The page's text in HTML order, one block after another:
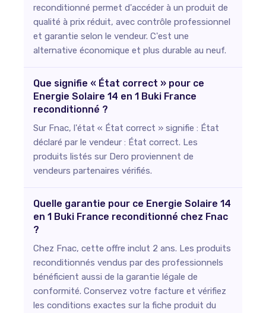
reconditionné permet d'accéder à un produit de
qualité à prix réduit, avec contrôle professionnel
et garantie selon le vendeur. C'est une
alternative économique et plus durable au neuf.
Que signifie « État correct » pour ce
Energie Solaire 14 en 1 Buki France
reconditionné ?
Sur Fnac, l'état « État correct » signifie : État
déclaré par le vendeur : État correct. Les
produits listés sur Dero proviennent de
vendeurs partenaires vérifiés.
Quelle garantie pour ce Energie Solaire 14
en 1 Buki France reconditionné chez Fnac
?
Chez Fnac, cette offre inclut 2 ans. Les produits
reconditionnés vendus par des professionnels
bénéficient aussi de la garantie légale de
conformité. Conservez votre facture et vérifiez
les conditions exactes sur la fiche produit du